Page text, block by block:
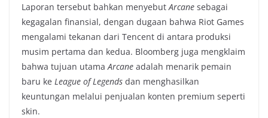
Laporan tersebut bahkan menyebutArcane sebagai
kegagalan finansial, dengan dugaan bahwa Riot Games
mengalami tekanan dari Tencent di antara produksi
musim pertama dan kedua. Bloomberg juga mengklaim
bahwa tujuan utamaArcane adalah menarik pemain
baru ke League of Legends dan menghasilkan
keuntungan melalui penjualan konten premium seperti
skin.